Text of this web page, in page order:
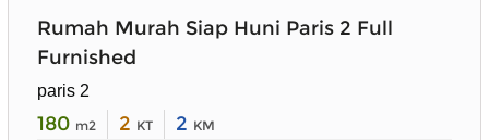
Rumah Murah Siap Huni Paris 2 Full
Furnished
paris 2
180 m2 2 KT 2 KM